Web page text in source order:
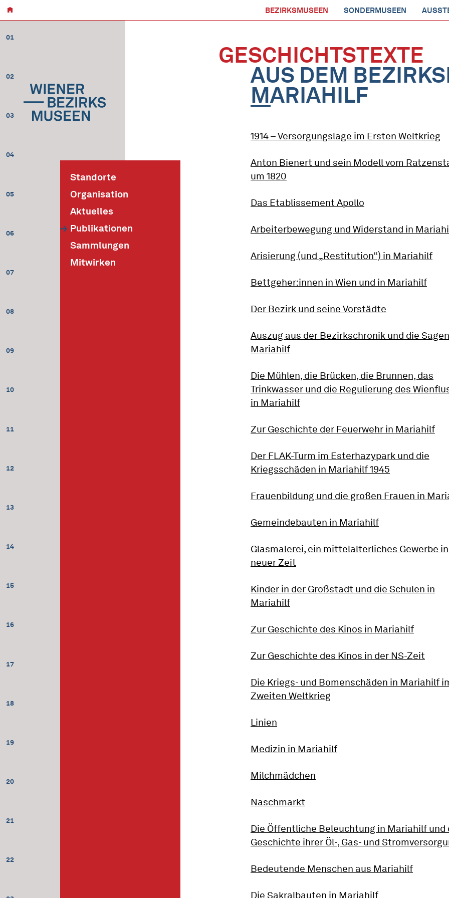
BEZIRKSMUSEEN SONDERMUSEEN
01
02
03
04
05
06
07
08
09
10
11
12
13
14
15
16
17
18
19
20
21
22
Standorte
Organisation
Aktuelles
Publikationen
Sammlungen
Mitwirken
GESCHICHTSTEXTE
AUS DEM
MARIAHILF
1914 – Versorgungslage im Ersten Weltkrieg
Anton Bienert und sein Modell vom
um 1820
Das Etablissement Apollo
Arbeiterbewegung und Widerstand in
Arisierung (und „Restitution“) in Mariahilf
Bettgeher:innen in Wien und in Mariahilf
Der Bezirk und seine Vorstädte
Auszug aus der Bezirkschronik und die
Mariahilf
Die Mühlen, die Brücken, die Brunnen, das
Trinkwasser und die Regulierung des
in Mariahilf
Zur Geschichte der Feuerwehr in Mariahilf
Der FLAK-Turm im Esterhazypark und die
Kriegsschäden in Mariahilf 1945
Frauenbildung und die großen Frauen in
Gemeindebauten in Mariahilf
Glasmalerei, ein mittelalterliches Gewerbe in
neuer Zeit
Kinder in der Großstadt und die Schulen in
Mariahilf
Zur Geschichte des Kinos in Mariahilf
Zur Geschichte des Kinos in der NS-Zeit
Die Kriegs- und Bomenschäden in Mariahilf
Zweiten Weltkrieg
Linien
Medizin in Mariahilf
Milchmädchen
Naschmarkt
Die Öffentliche Beleuchtung in Mariahilf und
Geschichte ihrer Öl-, Gas- und
Bedeutende Menschen aus Mariahilf
Die Sakralbauten in Mariahilf